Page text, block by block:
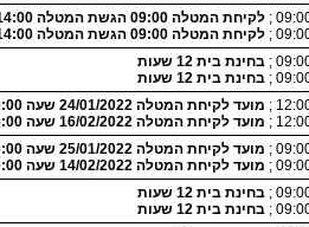
09:00
לקיחת המטלה 09:00 הגשת המטלה 14:00
09:00 לקיחת המטלה 09:00 הגשת המטלה 14:00
09:00
בחינת בית 12 שעות
09:00 בחינת בית 12 שעות
12:00
מועד לקיחת המטלה 24/01/2022 שעה 09:00
12:00 מועד לקיחת המטלה 16/02/2022 שעה 09:00
09:00
מועד לקיחת המטלה 25/01/2022 שעה 09:00
09:00 מועד לקיחת המטלה 14/02/2022 שעה 09:00
09:00
בחינת בית 12 שעות
09:00 בחינת בית 12 שעות